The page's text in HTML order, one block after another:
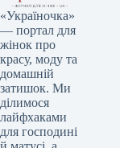
«Україночка»
— портал для
жінок про
красу, моду та
домашній
затишок. Ми
ділимося
лайфхаками
для господині